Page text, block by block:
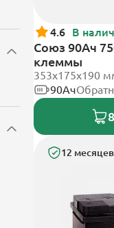
4.6 В
Союз 90Ач
клеммы
353x175x190
90Ач
12 месяцев